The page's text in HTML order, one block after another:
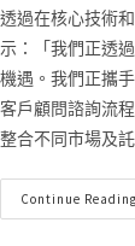
透過在核心技術
示：「我們正透
機遇。我們正攜
客戶顧問諮詢流
整合不同市場及
Continue Reading